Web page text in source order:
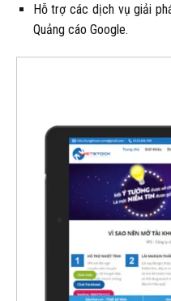
Hỗ trợ các dịch vụ giải
Quảng cáo Google.